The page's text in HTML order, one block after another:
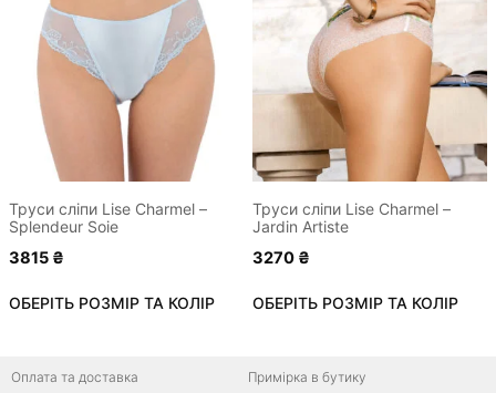
Труси сліпи Lise Charmel –
Splendeur Soie
3815 ₴
ОБЕРІТЬ РОЗМІР ТА КОЛІР
кілька
варіантів.
Параметри
можна
вибрати
сторінці
товару
Труси сліпи Lise Charmel –
Jаrdin Artiste
3270 ₴
ОБЕРІТЬ РОЗМІР ТА КОЛІР
має
кілька
варіантів.
Параметри
можна
вибрати
на
сторінці
товару
Оплата та доставка Примірка в бутику